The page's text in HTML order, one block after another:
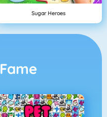
Sugar Heroes
Fame